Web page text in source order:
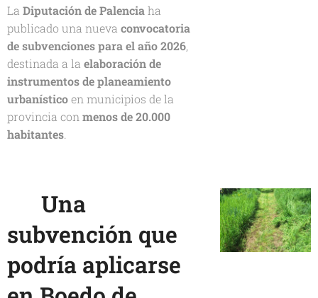
La Diputación de Palencia ha
publicado una nueva convocatoria
de subvenciones para el año 2026,
destinada a la elaboración de
instrumentos de planeamiento
urbanísticoen municipios de la
provincia con menos de 20.000
habitantes.
Una
subvención que
podría aplicarse